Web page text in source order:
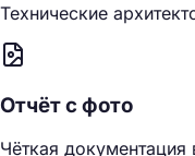
Технические
Отчёт с фото
Чёткая